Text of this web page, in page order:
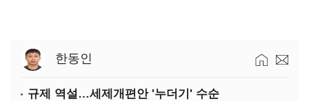
한동인
규제 역설…세제개편안 '누더기' 수순